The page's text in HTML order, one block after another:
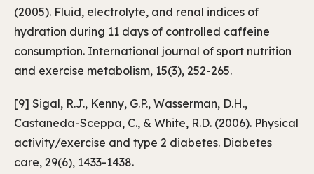
(2005). Fluid, electrolyte, and renal indices of
hydration during 11 days of controlled caffeine
consumption. International journal of sport nutrition
and exercise metabolism, 15(3), 252-265.
[9] Sigal, R.J., Kenny, G.P., Wasserman, D.H.,
Castaneda-Sceppa, C., & White, R.D. (2006). Physical
activity/exercise and type 2 diabetes. Diabetes
care, 29(6), 1433-1438.